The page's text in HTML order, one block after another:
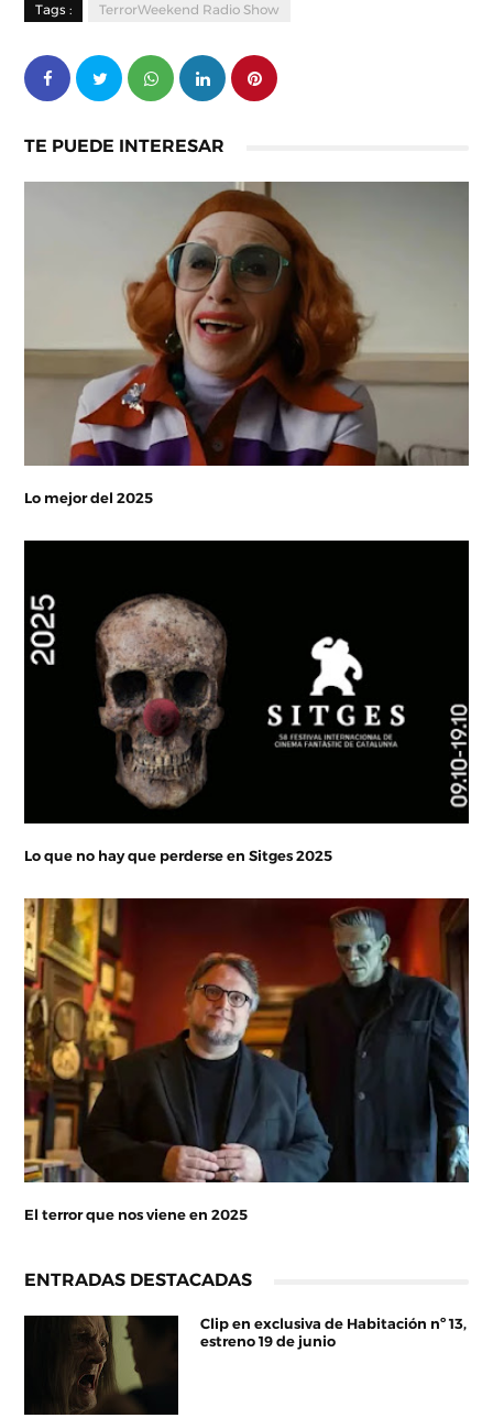
Tags : TerrorWeekend Radio Show
TE PUEDE INTERESAR
Lo mejor del 2025
Lo que no hay que perderse en Sitges 2025
El terror que nos viene en 2025
ENTRADAS DESTACADAS
Clip en exclusiva de Habitación nº 13,
estreno 19 de junio